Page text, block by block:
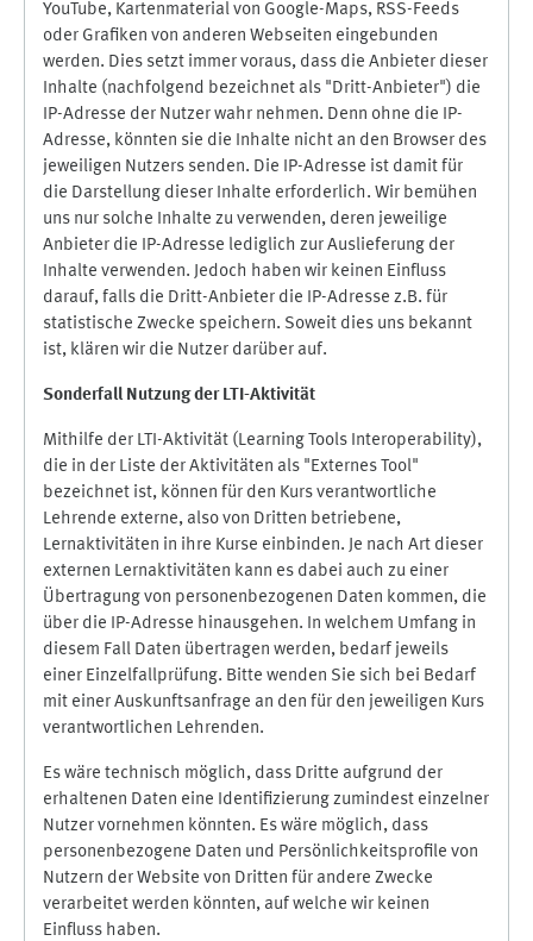
YouTube, Kartenmaterial von Google-Maps, RSS-Feeds
oder Grafiken von anderen Webseiten eingebunden
werden. Dies setzt immer voraus, dass die Anbieter dieser
Inhalte (nachfolgend bezeichnet als "Dritt-Anbieter") die
IP-Adresse der Nutzer wahr nehmen. Denn ohne die IP-
Adresse, könnten sie die Inhalte nicht an den Browser des
jeweiligen Nutzers senden. Die IP-Adresse ist damit für
die Darstellung dieser Inhalte erforderlich. Wir bemühen
uns nur solche Inhalte zu verwenden, deren jeweilige
Anbieter die IP-Adresse lediglich zur Auslieferung der
Inhalte verwenden. Jedoch haben wir keinen Einfluss
darauf, falls die Dritt-Anbieter die IP-Adresse z.B. für
statistische Zwecke speichern. Soweit dies uns bekannt
ist, klären wir die Nutzer darüber auf.
Sonderfall Nutzung der LTI-Aktivität
Mithilfe der LTI-Aktivität (Learning Tools Interoperability),
die in der Liste der Aktivitäten als "Externes Tool"
bezeichnet ist, können für den Kurs verantwortliche
Lehrende externe, also von Dritten betriebene,
Lernaktivitäten in ihre Kurse einbinden. Je nach Art dieser
externen Lernaktivitäten kann es dabei auch zu einer
Übertragung von personenbezogenen Daten kommen, die
über die IP-Adresse hinausgehen. In welchem Umfang in
diesem Fall Daten übertragen werden, bedarf jeweils
einer Einzelfallprüfung. Bitte wenden Sie sich bei Bedarf
mit einer Auskunftsanfrage an den für den jeweiligen Kurs
verantwortlichen Lehrenden.
Es wäre technisch möglich, dass Dritte aufgrund der
erhaltenen Daten eine Identifizierung zumindest einzelner
Nutzer vornehmen könnten. Es wäre möglich, dass
personenbezogene Daten und Persönlichkeitsprofile von
Nutzern der Website von Dritten für andere Zwecke
verarbeitet werden könnten, auf welche wir keinen
Einfluss haben.